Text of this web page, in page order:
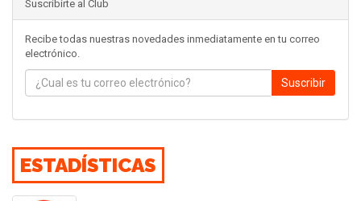
Suscribirte al Club
Recibe todas nuestras novedades inmediatamente en tu correo
electrónico.
Suscribir
ESTADÍSTICAS